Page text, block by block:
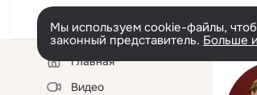
Мы используем cookie-файлы,
законный представитель. Больше
Левая
колонкаГлавная
Видео